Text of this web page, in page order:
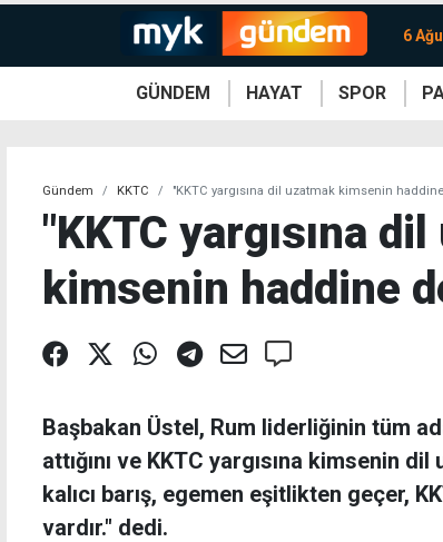
6
GÜNDEM HAYAT SPOR
Gündem KKTC "KKTC yargısına dil uzatmak kimsenin
"KKTC yargısına
kimsenin haddine
Başbakan Üstel, Rum liderliğinin tüm
attığını ve KKTC yargısına kimsenin
kalıcı barış, egemen eşitlikten geçer,
vardır." dedi.